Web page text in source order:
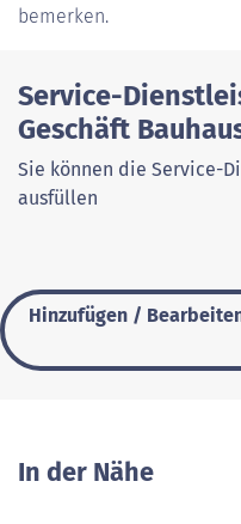
bemerken.
Service-
Geschäft
Sie können die Service-
ausfüllen
Hinzufügen /
In der Nähe